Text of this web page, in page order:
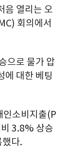
음 열리는 오
회의에서
으로 물가 압
에 대한 베팅
인소비지출(P
3.8% 상승
다.